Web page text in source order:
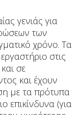
γενιάς για
των
χρόνο. Τα
στις
σε
και έχουν
με τα πρότυπα
επικίνδυνα (για